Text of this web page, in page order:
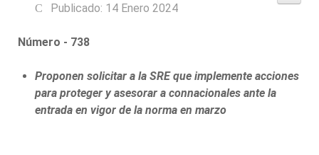
Publicado: 14 Enero 2024
Número - 738
Proponen solicitar a la SRE que implemente acciones
para proteger y asesorar a connacionales ante la
entrada en vigor de la norma en marzo